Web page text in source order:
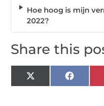
Hoe hoog is mijn
2022?
Share this
X
(Twitter)